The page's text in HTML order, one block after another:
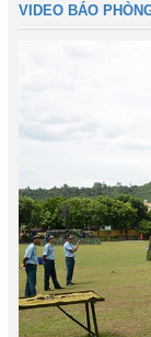
VIDEO BÁO